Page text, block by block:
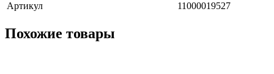
Артикул
11000019527
Похожие товары